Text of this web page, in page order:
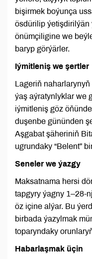
bişirmek boýunça
ösdürilip ýetişdirilýän
önümçiligine we
baryp görýärler.
Iýmitleniş we şertler
Lageriň
ýaş aýratynlyklar we
iýmitleniş göz
duşenbe gününden
Aşgabat şäheriniň
ugrundaky “Belent”
Seneler we ýazgy
Maksatnama hersi
tapgyry ýagny 1–28-
öz içine alýar. Bu
birbada ýazylmak
toparyndaky
Habarlaşmak üçin